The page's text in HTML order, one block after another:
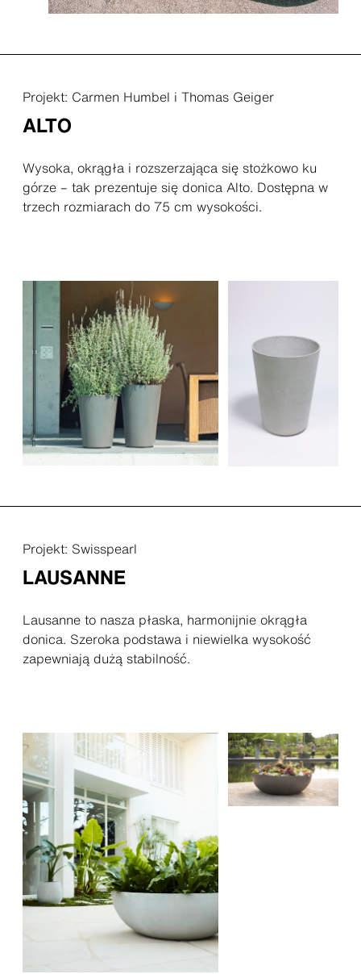
Projekt: Carmen Humbel i Thomas Geiger
ALTO
Wysoka, okrągła i rozszerzająca się stożkowo ku
górze – tak prezentuje się donica Alto. Dostępna w
trzech rozmiarach do 75 cm wysokości.
Projekt: Swisspearl
LAUSANNE
Lausanne to nasza płaska, harmonijnie okrągła
donica. Szeroka podstawa i niewielka wysokość
zapewniają dużą stabilność.